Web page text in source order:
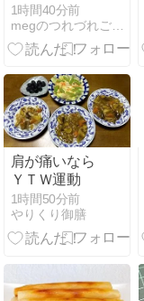
飯と ルリマツ
リの花♪
1時間40分前
megのつれづれごはん日記
肩が痛いなら
ＹＴＷ運動
1時間50分前
やりくり御膳